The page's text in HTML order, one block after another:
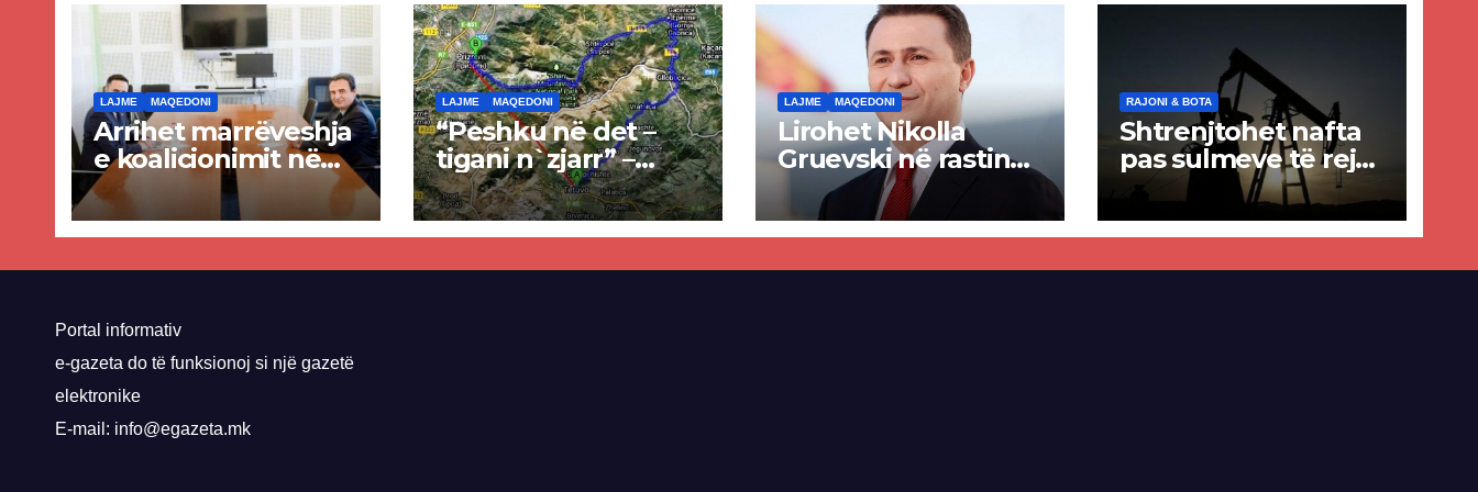
LAJME MAQEDONI
Arrihet marrëveshja
e koalicionimit në
parim mes Kurtit
dhe Abdixhikut
LAJME MAQEDONI
“Peshku në det –
tigani n`zjarr” –
Ende pa u kryer
projekti i tunelit,
komuna e Tetovës
nis punimet për
LAJME MAQEDONI
Lirohet Nikolla
Gruevski në rastin
“Talir 2”, gjykata
rrëzon akuzat për
ndërtimin e
paligjshëm të selisë
RAJONI & BOTA
Shtrenjtohet nafta
pas sulmeve të reja
SHBA–Iran
Portal informativ
e-gazeta do të funksionoj si një gazetë
elektronike
E-mail: info@egazeta.mk